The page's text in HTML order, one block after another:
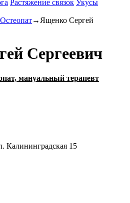
Растяжение связок Укусы
Остеопат→ Ященко Сергей
Сергеевич
мануальный терапевт
Калининградская 15